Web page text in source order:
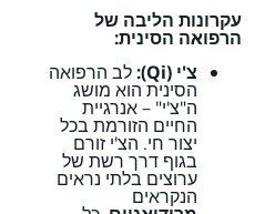
עקרונות הליבה של
הרפואה הסינית:
צ'י (Qi):
לב הרפואה
הסינית הוא מושג
ה"צ'י" – אנרגיית
החיים הזורמת בכל
יצור חי. הצ'י זורם
בגוף דרך רשת של
ערוצים בלתי נראים
הנקראים